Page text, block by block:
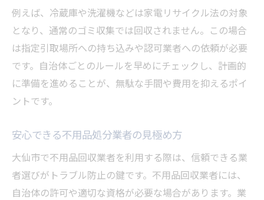
術
急な不用品処分依頼時の準備ポイント
不用品処分で迷った品目の判断基準
家電リサイクル対象品の不用品処分手順
大仙市で困ったときの不用品相談先とは
安心して不用品処分するための大仙市ガイド
大仙市で安心できる不用品処分実例紹介
不用品処分の見積もりで失敗しない方法
例えば、冷蔵庫や洗濯機などは家電リサイクル法の対象
となり、通常のゴミ収集では回収されません。この場合
は指定引取場所への持ち込みや認可業者への依頼が必要
です。自治体ごとのルールを早めにチェックし、計画的
に準備を進めることが、無駄な手間や費用を抑えるポイ
ントです。
安心できる不用品処分業者の見極め方
大仙市で不用品回収業者を利用する際は、信頼できる業
者選びがトラブル防止の鍵です。不用品回収業者には、
自治体の許可や適切な資格が必要な場合があります。業